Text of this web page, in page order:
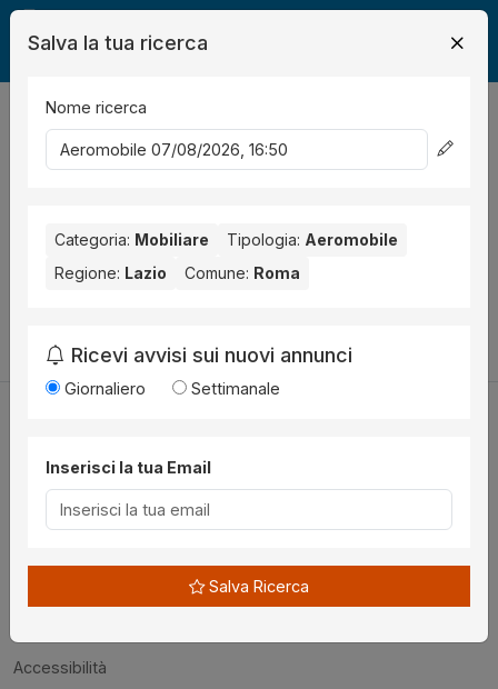
Legalmente Mobili
risultati Ordina per
risultato per la Provincia selezionata:Roma.
Prova a modificare i parametri di ricerca:
Utilità
Chi siamo
Disclaimer
Accessibilità
Salva la tua ricerca
Nome ricerca
Categoria: Mobiliare Tipologia: Aeromobile
Regione: Lazio Comune: Roma
Ricevi avvisi sui nuovi annunci
Giornaliero Settimanale
Inserisci la tua Email
Salva Ricerca